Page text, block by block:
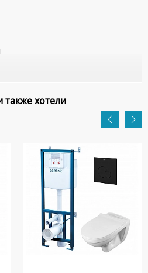
также хотели